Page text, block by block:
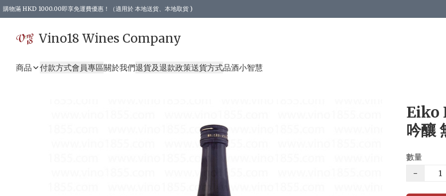
購物滿 HKD 1000.00即享免運費優惠！（適用於 本地送貨、本地取貨 )
Vino18 Wines Company
商品 付款方式會員專區關於我們退貨及退款政策送貨方式品酒小智慧
Eiko
吟釀
數量
−